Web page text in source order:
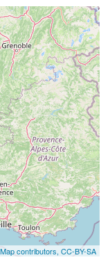
contributors, CC-BY-SA